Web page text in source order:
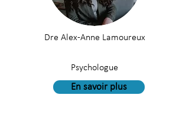
Dre Alex-Anne Lamoureux
Psychologue
En savoir plus